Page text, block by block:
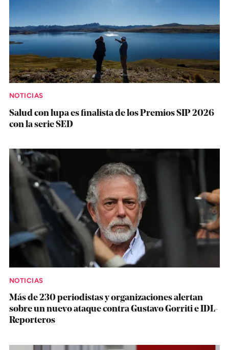
NOTICIAS
Salud con lupa es finalista de los Premios SIP 2026
con la serie SED
NOTICIAS
Más de 230 periodistas y organizaciones alertan
sobre un nuevo ataque contra Gustavo Gorriti e IDL-
Reporteros